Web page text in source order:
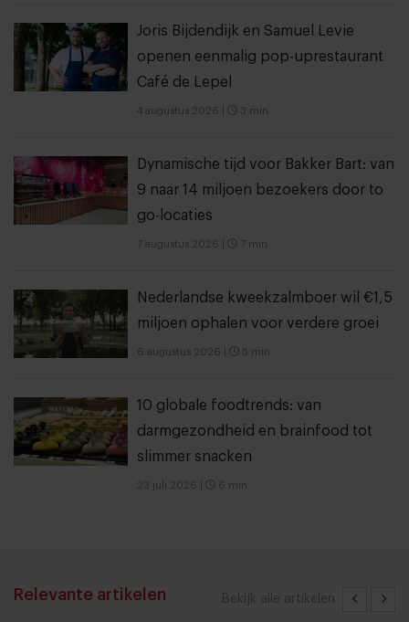
Joris Bijdendijk en Samuel Levie
openen eenmalig pop-uprestaurant
Café de Lepel
4 augustus 2026 3 min
Dynamische tijd voor Bakker Bart: van
9 naar 14 miljoen bezoekers door to
go-locaties
7 augustus 2026 7 min
Nederlandse kweekzalmboer wil €1,5
miljoen ophalen voor verdere groei
6 augustus 2026 5 min
10 globale foodtrends: van
darmgezondheid en brainfood tot
slimmer snacken
23 juli 2026 6 min
Bekijk alle artikelen
Relevante artikelen